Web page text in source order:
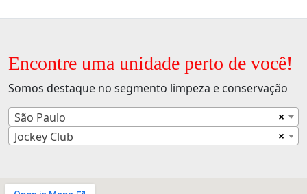
Encontre uma unidade perto de você!
Somos destaque no segmento limpeza e conservação
×
São Paulo
×
Jockey Club